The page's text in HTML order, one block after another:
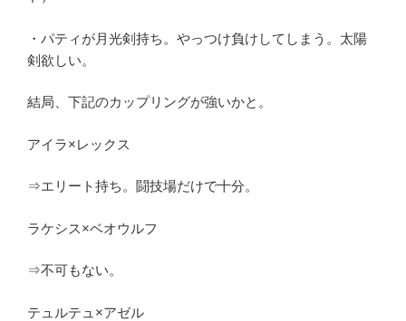
・パティが月光剣持ち。やっつけ負けしてしまう。太陽
剣欲しい。
結局、下記のカップリングが強いかと。
アイラ×レックス
⇒エリート持ち。闘技場だけで十分。
ラケシス×ベオウルフ
⇒不可もない。
テュルテュ×アゼル